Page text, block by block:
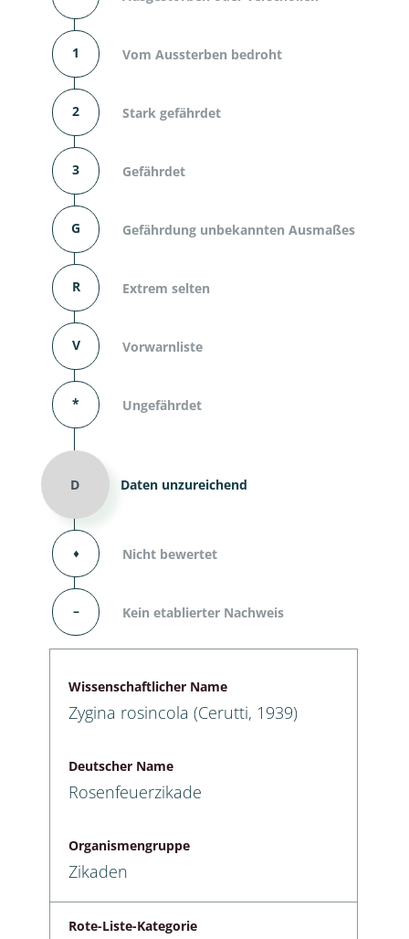
1 Vom Aussterben bedroht
2 Stark gefährdet
3 Gefährdet
G Gefährdung unbekannten Ausmaßes
R Extrem selten
V Vorwarnliste
* Ungefährdet
D Daten unzureichend
⬧ Nicht bewertet
– Kein etablierter Nachweis
Wissenschaftlicher Name
Zygina rosincola (Cerutti, 1939)
Deutscher Name
Rosenfeuerzikade
Organismengruppe
Zikaden
Rote-Liste-Kategorie